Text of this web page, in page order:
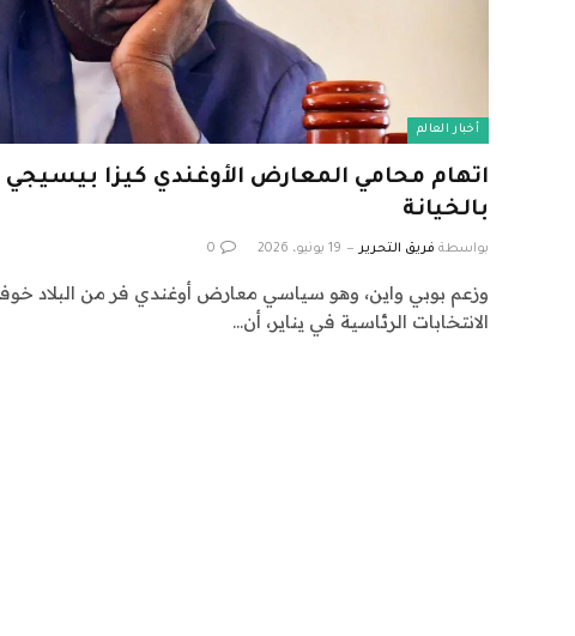
أخبار العالم
اتهام محامي المعارض الأوغندي كيزا
بالخيانة
بواسطة فريق التحرير 19 يونيو، 2026 0
وزعم بوبي واين، وهو سياسي معارض أوغندي فر من البلاد
الانتخابات الرئاسية في يناير، أن…